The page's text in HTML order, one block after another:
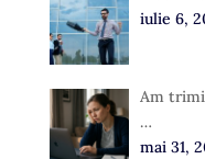
iulie 6,
Am
…
mai 31,